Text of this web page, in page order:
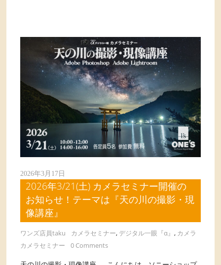
2026年3月17日
2026年3/21(土) カメラセミナー開催の
お知らせ！テーマは『天の川の撮影・現
像講座』
ワンズ店員taku カメラセミナー, デジタル一眼『α』, カメラ
カメラセミナー
0 Comments